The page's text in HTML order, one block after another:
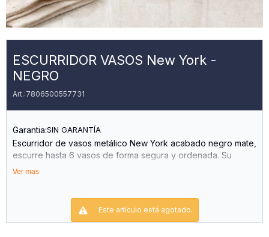
ESCURRIDOR VASOS New York -
NEGRO
7806500557731
Garantia:SIN GARANTÍA
Escurridor de vasos metálico New York acabado negro mate,
escurre hasta 6 vasos de forma segura y ordenada. Su
estructura compacta optimiza el espacio en la cocina
Medidas: 20 x 12 x 18cm de altura.
Ver mas
Este artículo está agotado.